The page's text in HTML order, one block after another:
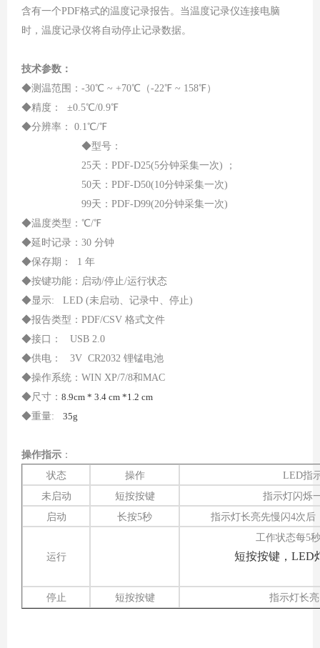
含有一个PDF格式的温度记录报告。当温度记录仪连接电脑
时，温度记录仪将自动停止记录数据。
技术参数：
◆测温范围：-30℃ ~ +70℃（-22℉ ~ 158℉）
◆精度： ±0.5℃/0.9℉
◆分辨率： 0.1℃/℉
◆型号：
25天：PDF-D25(5分钟采集一次) ；
50天：PDF-D50(10分钟采集一次)
99天：PDF-D99(20分钟采集一次)
◆温度类型：℃/℉
◆延时记录：30 分钟
◆保存期： 1 年
◆按键功能：启动/停止/运行状态
◆显示: LED (未启动、记录中、停止)
◆报告类型： PDF/CSV 格式文件
◆接口： USB 2.0
◆供电： 3V CR2032 锂锰电池
◆操作系统：WIN XP/7/8和MAC
◆尺寸： 8.9cm * 3.4 cm *1.2 cm
◆重量: 35g
操作指示 ：
状态
操作
LED指
未 启动 短按按键 指示灯闪烁
启动
长按5秒 指示灯长亮先慢闪4次后
运行
工作状态每5
短按按键， LED
停止 短按按键 指示灯长亮